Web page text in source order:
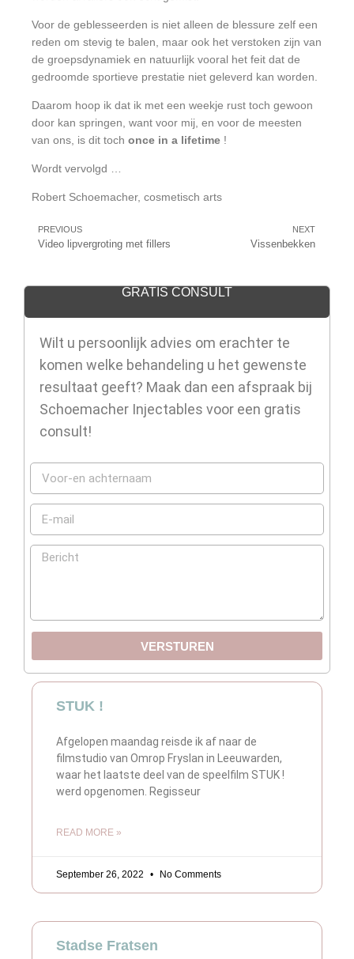
Voor de geblesseerden is niet alleen de blessure zelf een
reden om stevig te balen, maar ook het verstoken zijn van
de groepsdynamiek en natuurlijk vooral het feit dat de
gedroomde sportieve prestatie niet geleverd kan worden.
Daarom hoop ik dat ik met een weekje rust toch gewoon
door kan springen, want voor mij, en voor de meesten
van ons, is dit toch once in a lifetime !
Wordt vervolgd …
Robert Schoemacher, cosmetisch arts
PREVIOUS
Video lipvergroting met fillers
NEXT
Vissenbekken
GRATIS CONSULT
Wilt u persoonlijk advies om erachter te
komen welke behandeling u het gewenste
resultaat geeft? Maak dan een afspraak bij
Schoemacher Injectables voor een gratis
consult!
VERSTUREN
STUK !
Afgelopen maandag reisde ik af naar de
filmstudio van Omrop Fryslan in Leeuwarden,
waar het laatste deel van de speelfilm STUK !
werd opgenomen. Regisseur
READ MORE »
September 26, 2022 No Comments
Stadse Fratsen